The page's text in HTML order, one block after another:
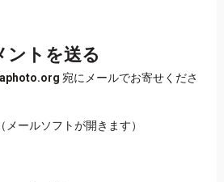
ントを送る
宛にメールでお寄せくださ
（メールソフトが開きます）